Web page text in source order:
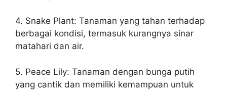
4. Snake Plant: Tanaman yang tahan terhadap
berbagai kondisi, termasuk kurangnya sinar
matahari dan air.
5. Peace Lily: Tanaman dengan bunga putih
yang cantik dan memiliki kemampuan untuk